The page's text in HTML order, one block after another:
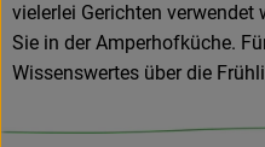
vielerlei Gerichten verwendet
Sie in der Amperhofküche.
Wissenswertes über die